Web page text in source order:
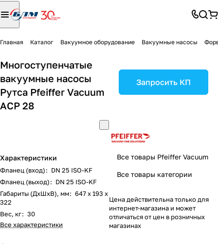
Главная Каталог Вакуумное оборудование Вакуумные насосы
Многоступенчатые
вакуумные насосы
Рутса Pfeiffer Vacuum
ACP 28
Характеристики
Фланец (вход): DN 25 ISO-KF
Фланец (выход): DN 25 ISO-KF
Габариты (ДxШxВ), мм: 647 x 193 x
322
Вес, кг: 30
Все характеристики
Запросить КП
Все товары Pfeiffer Vacuum
Все товары категории
Цена действительна только для
интернет-магазина и может
отличаться от цен в розничных
магазинах